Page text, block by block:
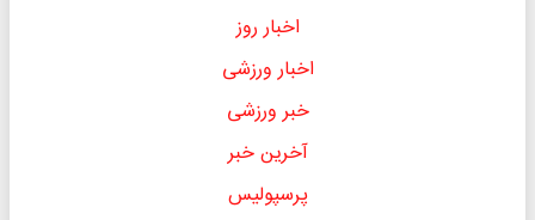
اخبار روز
اخبار ورزشی
خبر ورزشی
آخرین خبر
پرسپولیس